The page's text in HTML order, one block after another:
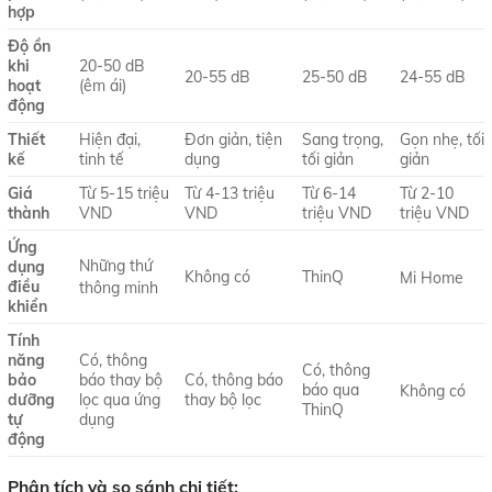
hợp
Độ ồn
khi
hoạt
động
20-50 dB
(êm ái)
20-55 dB 25-50 dB 24-55 dB
Thiết
kế
Hiện đại,
tinh tế
Đơn giản, tiện
dụng
Sang trọng,
tối giản
Gọn nhẹ, tối
giản
Giá
thành
Từ 5-15 triệu
VND
Từ 4-13 triệu
VND
Từ 6-14
triệu VND
Từ 2-10
triệu VND
Ứng
dụng
điều
khiển
Những thứ
thông minh
Không có ThinQ Mi Home
Tính
năng
bảo
dưỡng
tự
động
Có, thông
báo thay bộ
lọc qua ứng
dụng
Có, thông báo
thay bộ lọc
Có, thông
báo qua
ThinQ
Không có
Phân tích và so sánh chi tiết: